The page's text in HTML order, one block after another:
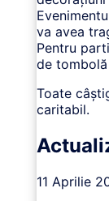
va avea
Pentru
de
Toate
caritabil.
11 Aprilie